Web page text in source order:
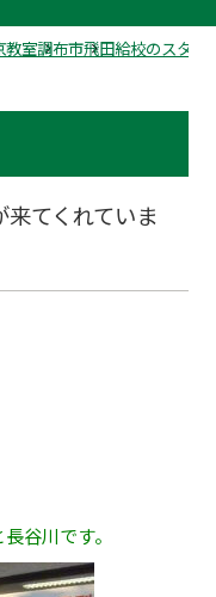
教室調布市飛田給校のスタッ
来てくれていま
長谷川です。